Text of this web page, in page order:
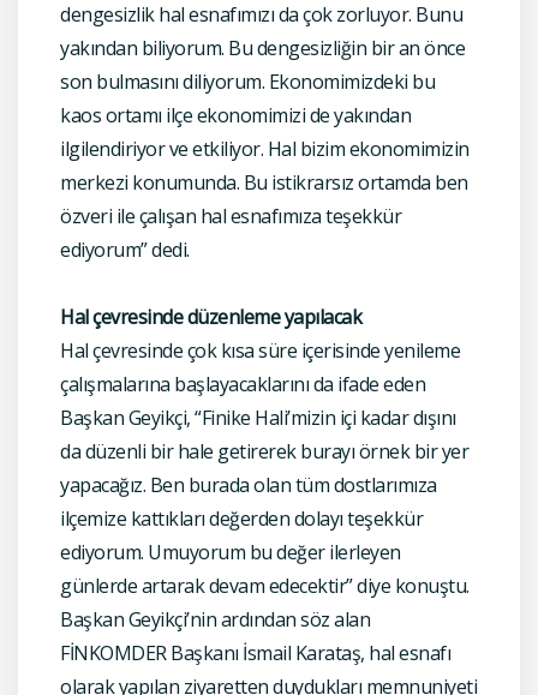
dengesizlik hal esnafımızı da çok zorluyor. Bunu
yakından biliyorum. Bu dengesizliğin bir an önce
son bulmasını diliyorum. Ekonomimizdeki bu
kaos ortamı ilçe ekonomimizi de yakından
ilgilendiriyor ve etkiliyor. Hal bizim ekonomimizin
merkezi konumunda. Bu istikrarsız ortamda ben
özveri ile çalışan hal esnafımıza teşekkür
ediyorum” dedi.
Hal çevresinde düzenleme yapılacak
Hal çevresinde çok kısa süre içerisinde yenileme
çalışmalarına başlayacaklarını da ifade eden
Başkan Geyikçi, “Finike Hali’mizin içi kadar dışını
da düzenli bir hale getirerek burayı örnek bir yer
yapacağız. Ben burada olan tüm dostlarımıza
ilçemize kattıkları değerden dolayı teşekkür
ediyorum. Umuyorum bu değer ilerleyen
günlerde artarak devam edecektir” diye konuştu.
Başkan Geyikçi’nin ardından söz alan
FİNKOMDER Başkanı İsmail Karataş, hal esnafı
olarak yapılan ziyaretten duydukları memnuniyeti